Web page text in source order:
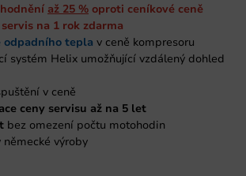
až 25 % oproti ceníkové ceně
na 1 rok zdarma
odpadního tepla v ceně kompresoru
systém Helix umožňující vzdálený dohled
v ceně
ceny servisu až na 5 let
bez omezení počtu motohodin
německé výroby